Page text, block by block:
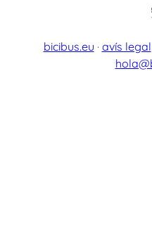
bicibus.eu · avís legal